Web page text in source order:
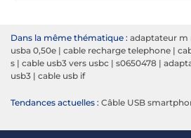
Dans la même thématique : adaptateur m
usba 0,50e | cable recharge telephone |
s | cable usb3 vers usbc | s0650478 |
usb3 | cable usb if
Tendances actuelles : Câble USB